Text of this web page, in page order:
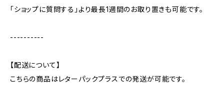
「ショップに質問する」より最長1週間のお取り置きも可能です。
----------
【配送について】
こちらの商品はレターパックプラスでの発送が可能です。